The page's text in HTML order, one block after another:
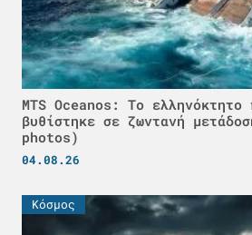
MTS Oceanos: Το ελληνόκτητο
βυθίστηκε σε ζωντανή
photos)
04.08.26
Κόσμος